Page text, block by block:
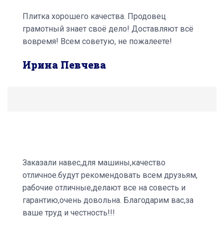
Плитка хорошего качества. Продовец
грамотный знает своё дело! Доставляют всё
вовремя! Всем советую, не пожалеете!
Ирина Певчева
Заказали навес,для машины,качество
отличное.будут рекомендовать всем друзьям,
рабочие отличные,делают все на совесть и
гарантию,очень довольна. Благодарим вас,за
ваше труд и честность!!!